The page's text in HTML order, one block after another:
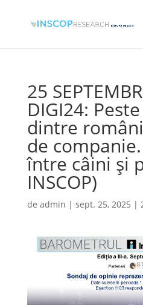
25
DIGI24:
dintre
de
între câini și
INSCOP)
de admin | sept. 25, 2025 |